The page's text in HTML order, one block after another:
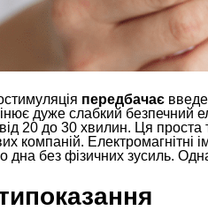
передбачає
дуже слабкий безпечний
20 до 30 хвилин. Ця проста
компаній.
дна без фізичних зусиль.